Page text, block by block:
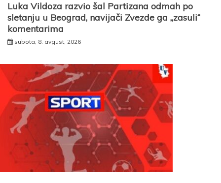
Luka Vildoza razvio šal Partizana odmah po
sletanju u Beograd, navijači Zvezde ga „zasuli“
komentarima
subota, 8. avgust, 2026